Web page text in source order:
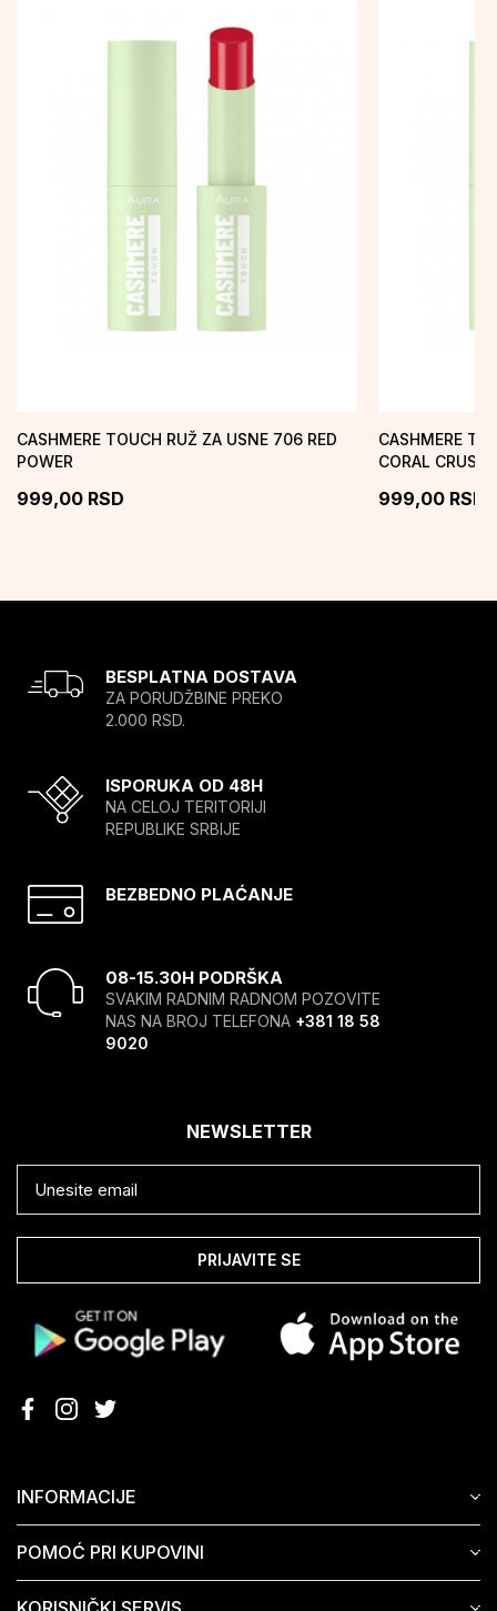
CASHMERE TOUCH RUŽ ZA USNE 706 RED
POWER
999,00 RSD
CASHMERE
CORAL CRUSH
999,00 RSD
BESPLATNA DOSTAVA
ZA PORUDŽBINE PREKO
2.000 RSD.
ISPORUKA OD 48H
NA CELOJ TERITORIJI
REPUBLIKE SRBIJE
BEZBEDNO PLAĆANJE
08-15.30H PODRŠKA
SVAKIM RADNIM RADNOM POZOVITE
NAS NA BROJ TELEFONA +381 18 58
9020
INFORMACIJE
POMOĆ PRI KUPOVINI
NEWSLETTER
PRIJAVITE SE